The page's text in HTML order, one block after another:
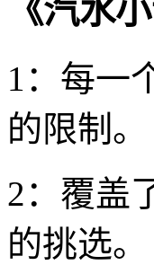
《汽水
1：每一
的限制。
2：覆盖
的挑选。